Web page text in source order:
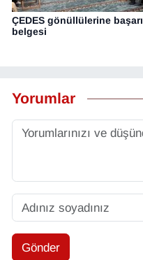
ÇEDES gönüllülerine başarı
belgesi
Yorumlar
Gönder